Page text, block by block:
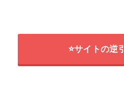
⭐サイトの逆